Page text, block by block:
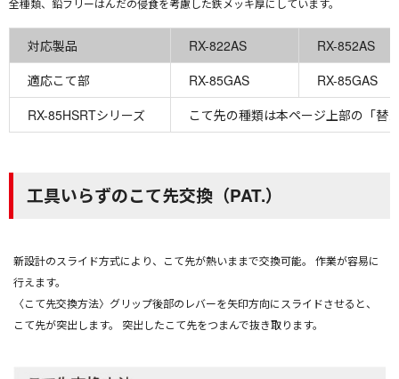
対応製品 RX-822AS
RX-852AS
適応こて部
RX-85GAS
RX-85GAS
RX-85HSRTシリーズ
こて先の種類は本ページ上部の「替
工具いらずのこて先交換（PAT.）
新設計のスライド方式により、こて先が熱いままで交換可能。 作業が容易に
行えます。
〈こて先交換方法〉グリップ後部のレバーを矢印方向にスライドさせると、
こて先が突出します。 突出したこて先をつまんで抜き取ります。